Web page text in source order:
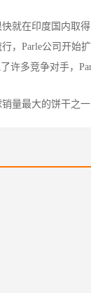
就在印度国内取
，Parle公司开
许多竞争对手，
量最大的饼干之